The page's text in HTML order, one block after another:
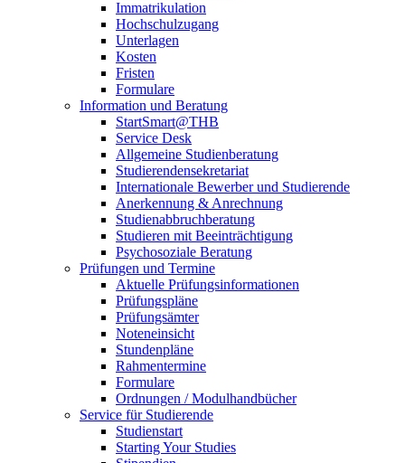
Immatrikulation
Hochschulzugang
Unterlagen
Kosten
Fristen
Formulare
Information und Beratung
StartSmart@THB
Service Desk
Allgemeine Studienberatung
Studierendensekretariat
Internationale Bewerber und Studierende
Anerkennung & Anrechnung
Studienabbruchberatung
Studieren mit Beeinträchtigung
Psychosoziale Beratung
Prüfungen und Termine
Aktuelle Prüfungsinformationen
Prüfungspläne
Prüfungsämter
Noteneinsicht
Stundenpläne
Rahmentermine
Formulare
Ordnungen / Modulhandbücher
Service für Studierende
Studienstart
Starting Your Studies